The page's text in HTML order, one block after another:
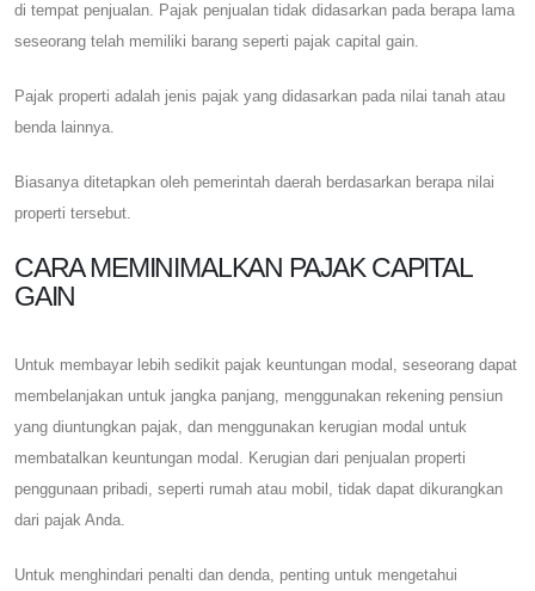
di tempat penjualan. Pajak penjualan tidak didasarkan pada berapa lama
seseorang telah memiliki barang seperti pajak capital gain.
Pajak properti adalah jenis pajak yang didasarkan pada nilai tanah atau
benda lainnya.
Biasanya ditetapkan oleh pemerintah daerah berdasarkan berapa nilai
properti tersebut.
CARA MEMINIMALKAN PAJAK CAPITAL
GAIN
Untuk membayar lebih sedikit pajak keuntungan modal, seseorang dapat
membelanjakan untuk jangka panjang, menggunakan rekening pensiun
yang diuntungkan pajak, dan menggunakan kerugian modal untuk
membatalkan keuntungan modal. Kerugian dari penjualan properti
penggunaan pribadi, seperti rumah atau mobil, tidak dapat dikurangkan
dari pajak Anda.
Untuk menghindari penalti dan denda, penting untuk mengetahui